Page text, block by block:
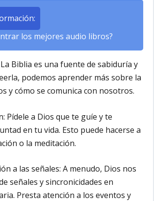
los mejores audio libros?
La Biblia es una fuente de sabiduría y
podemos aprender más sobre la
y cómo se comunica con nosotros.
Pídele a Dios que te guíe y te
en tu vida. Esto puede hacerse a
o la meditación.
a las señales: A menudo, Dios nos
señales y sincronicidades en
Presta atención a los eventos y